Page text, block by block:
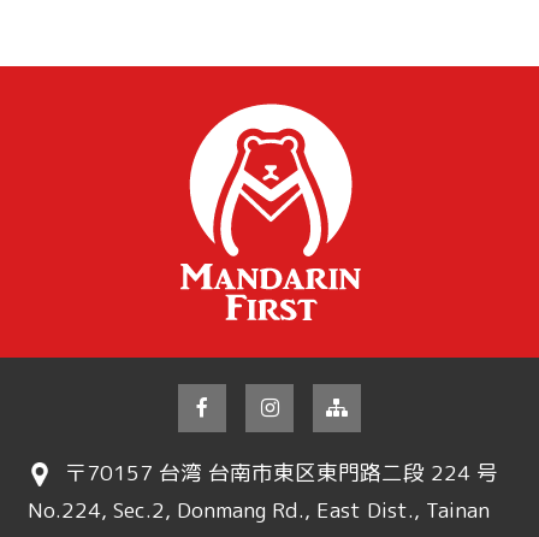
〒70157 台湾 台南市東区東門路二段 224 号
No.224, Sec.2, Donmang Rd., East Dist., Tainan